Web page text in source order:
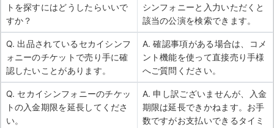
トを探すにはどうしたらいいで
すか？
シンフォニーと入力いただくと
該当の公演を検索できます。
Q. 出品されているセカイシンフ
ォニーのチケットで売り手に確
認したいことがあります。
A. 確認事項がある場合は、コメ
ント機能を使って直接売り手様
へご質問ください。
Q. セカイシンフォニーのチケッ
トの入金期限を延長してくださ
い。
A. 申し訳ございませんが、入金
期限は延長できかねます。お手
数ですがお支払いできるタイミ